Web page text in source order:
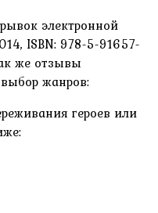
электронной
ISBN: 978-5-91657-
же отзывы
жанров:
героев или